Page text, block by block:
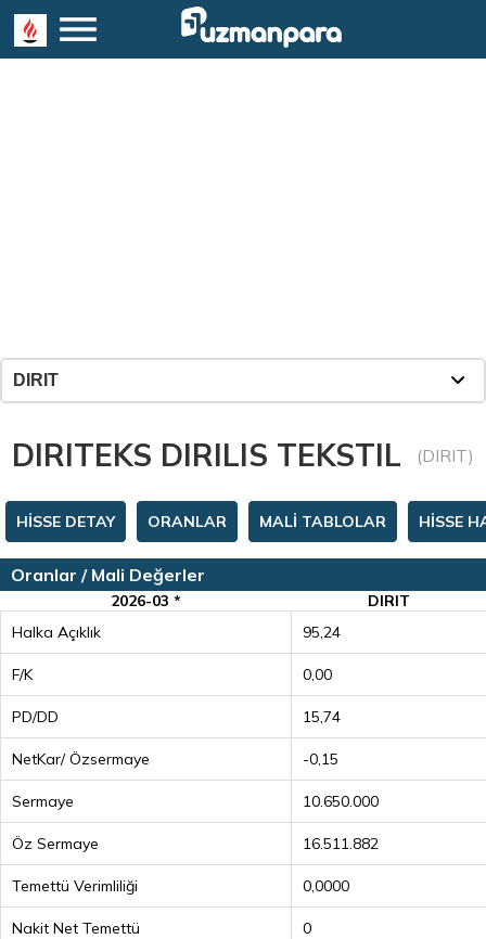
DIRITEKS DIRILIS TEKSTIL (DIRIT)
HİSSE DETAY ORANLAR MALİ TABLOLAR HİSSE
Oranlar / Mali Değerler
2026-03 *
DIRIT
Halka Açıklık
95,24
F/K 0,00
PD/DD 15,74
NetKar/ Özsermaye -0,15
Sermaye 10.650.000
Öz Sermaye 16.511.882
Temettü Verimliliği 0,0000
Nakit Net Temettü 0